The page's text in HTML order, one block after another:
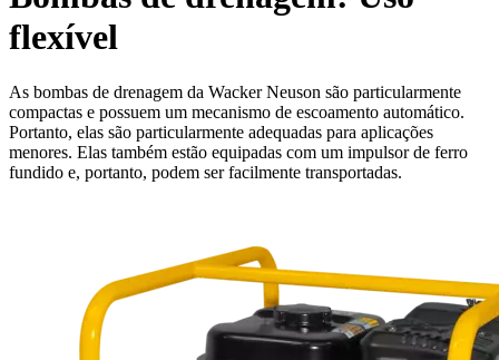
flexível
As bombas de drenagem da Wacker Neuson são particularmente
compactas e possuem um mecanismo de escoamento automático.
Portanto, elas são particularmente adequadas para aplicações
menores. Elas também estão equipadas com um impulsor de ferro
fundido e, portanto, podem ser facilmente transportadas.